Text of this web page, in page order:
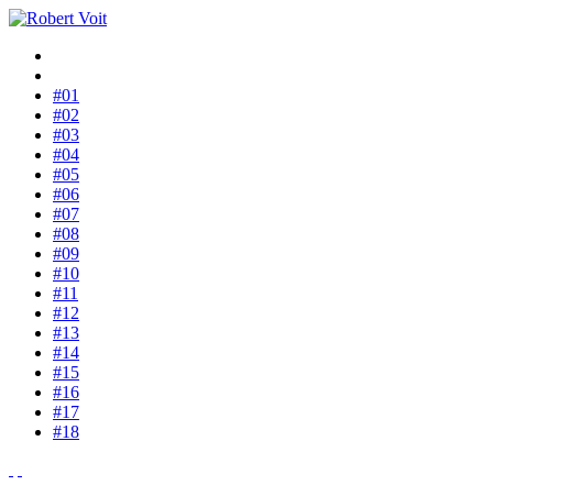
#01
#02
#03
#04
#05
#06
#07
#08
#09
#10
#11
#12
#13
#14
#15
#16
#17
#18